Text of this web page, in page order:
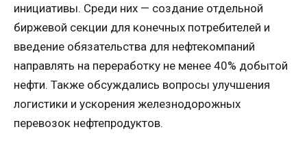
инициативы. Среди них — создание отдельной
биржевой секции для конечных потребителей и
введение обязательства для нефтекомпаний
направлять на переработку не менее 40% добытой
нефти. Также обсуждались вопросы улучшения
логистики и ускорения железнодорожных
перевозок нефтепродуктов.